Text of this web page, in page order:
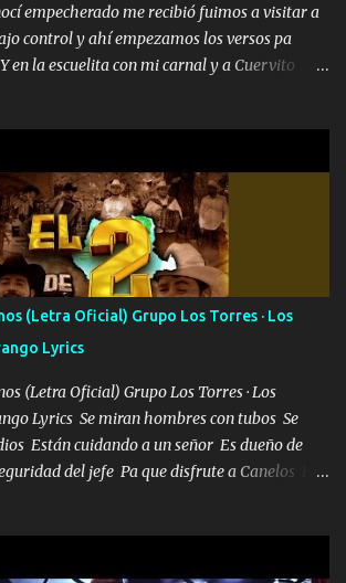
empecherado me recibió fuimos a visitar a
control y ahí empezamos los versos pa
en la escuelita con mi carnal y a Cuervito
y peleam0s la Bandera por todita a la ciudad
la Frontera De Tijuana Bulevares
las blancas ya hace falta mi APA FLACO
que sepan Aquí Pura GENTE DE LA RANA 🐸
CALI 4 EN LA CIUDAD TIJUANA Música Al
atento a cualquier necesidad no porque
nos confiamos al andar y nunca con la
a tropezar Cuando ando de enamorado
(Letra Oficial) Grupo Los Torres · Los
Lyrics
(Letra Oficial) Grupo Los Torres · Los
Lyrics Se miran hombres con tubos Se
Están cuidando a un señor Es dueño de
del jefe Pa que disfrute a Canelos Es
porque es platica de grandes por eso hay